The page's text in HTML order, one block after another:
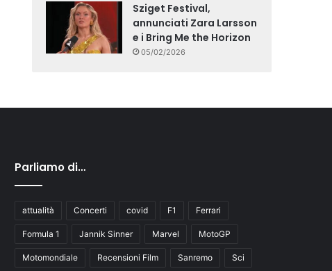
Sziget Festival,
annunciati Zara Larsson
e i Bring Me the Horizon
05/02/2026
Parliamo di…
attualità Concerti covid F1 Ferrari
Formula 1 Jannik Sinner Marvel MotoGP
Motomondiale Recensioni Film Sanremo Sci